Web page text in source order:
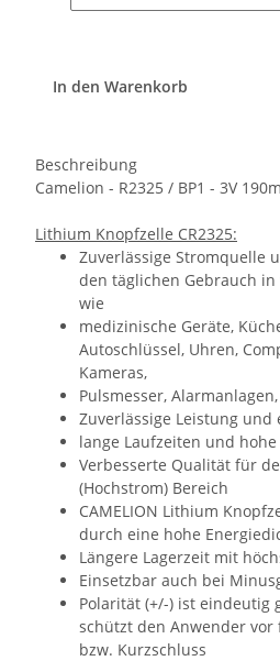
In den Warenkorb
Beschreibung
Camelion - R2325 / BP1 - 3V
Lithium Knopfzelle CR2325:
Zuverlässige Stromquelle
den täglichen Gebrauch
wie
medizinische Geräte,
Autoschlüssel, Uhren,
Kameras,
Pulsmesser,
Zuverlässige Leistung
lange Laufzeiten und
Verbesserte Qualität für
(Hochstrom) Bereich
CAMELION Lithium
durch eine hohe
Längere Lagerzeit mit
Einsetzbar auch bei
Polarität (+/-) ist eindeutig
schützt den Anwender vor
bzw. Kurzschluss